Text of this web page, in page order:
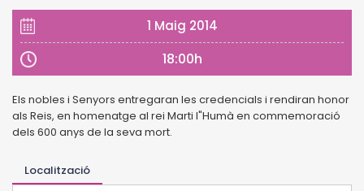
1 Maig 2014
18:00h
Els nobles i Senyors entregaran les credencials i rendiran honor
als Reis, en homenatge al rei Marti l"Humà en commemoració
dels 600 anys de la seva mort.
Localització